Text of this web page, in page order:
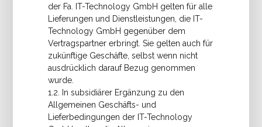
der Fa. IT-Technology GmbH gelten für alle
Lieferungen und Dienstleistungen, die IT-
Technology GmbH gegenüber dem
Vertragspartner erbringt. Sie gelten auch für
zukünftige Geschäfte, selbst wenn nicht
ausdrücklich darauf Bezug genommen
wurde.
1.2. In subsidiärer Ergänzung zu den
Allgemeinen Geschäfts- und
Lieferbedingungen der IT-Technology